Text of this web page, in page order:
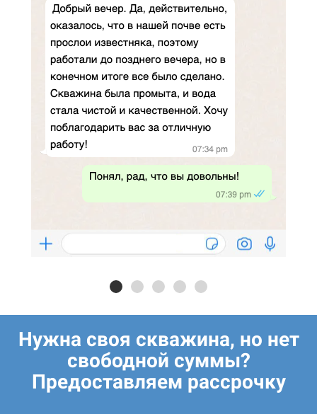
Нужна своя скважина, но нет
свободной суммы?
Предоставляем рассрочку